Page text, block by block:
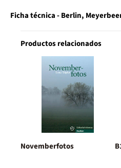
Ficha técnica - Berlin,
Productos relacionados
Novemberfotos